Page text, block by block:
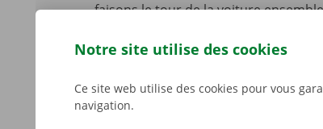
faisons le tour de la voiture
se peut toutefois que votre voiture
d’assistance et de dépannage
Dockx, vous prenez la route en toute
Notre site utilise des cookies
Ce site web utilise des cookies pour vous
navigation.